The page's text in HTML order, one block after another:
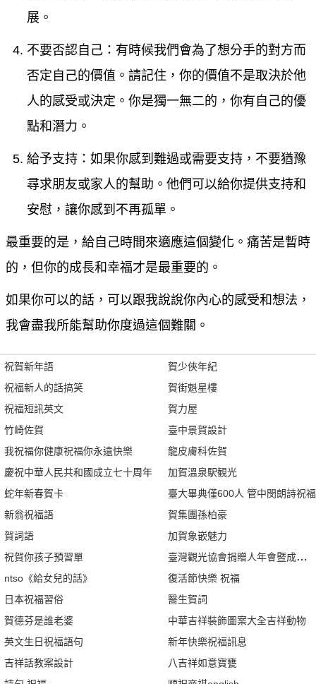
展。
不要否認自己：有時候我們會為了想分手的對方而
否定自己的價值。請記住，你的價值不是取決於他
人的感受或決定。你是獨一無二的，你有自己的優
點和潛力。
給予支持：如果你感到難過或需要支持，不要猶豫
尋求朋友或家人的幫助。他們可以給你提供支持和
安慰，讓你感到不再孤單。
最重要的是，給自己時間來適應這個變化。痛苦是暫時
的，但你的成長和幸福才是最重要的。
如果你可以的話，可以跟我說說你內心的感受和想法，
我會盡我所能幫助你度過這個難關。
祝賀新年語
祝福新人的話搞笑
祝福短訊英文
竹崎佐賀
我祝福你健康祝福你永遠快樂
慶祝中華人民共和國成立七十周年
蛇年新春賀卡
新翁祝福語
賀詞語
祝賀你孩子預習單
ntso《給女兒的話》
日本祝福習俗
賀德芬是誰老婆
英文生日祝福語句
吉祥話教案設計
賀少俠年紀
賀街魁星樓
賀力屋
臺中景賀設計
龍皮膚科佐賀
加賀溫泉駅観光
臺大畢典僅600人 管中閔朗詩祝福
賀集團孫柏豪
加賀象嵌魅力
臺灣觀光協會捐贈人年會暨成立
復活節快樂 祝福
醫生賀詞
中華吉祥裝飾圖案大全吉祥動物
新年快樂祝福訊息
八吉祥如意寶甕